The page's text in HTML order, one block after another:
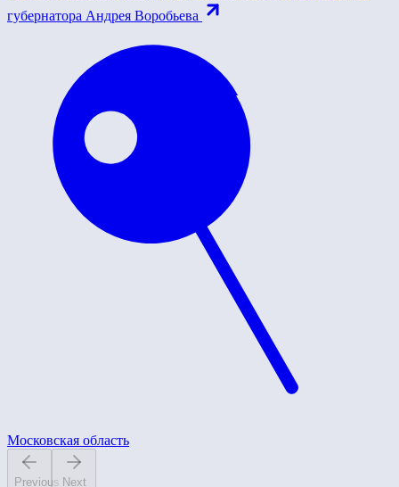
губернатора Андрея Воробьева
Московская область
Previous Next